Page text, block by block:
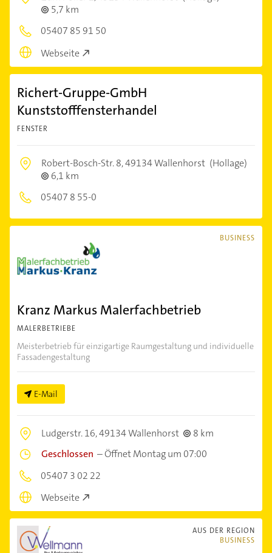
5,7 km
05407 85 91 50
Webseite
Richert-Gruppe-GmbH
Kunststofffensterhandel
FENSTER
Robert-Bosch-Str. 8,49134 Wallenhorst (Hollage)
6,1 km
05407 8 55-0
BUSINESS
Kranz Markus Malerfachbetrieb
MALERBETRIEBE
Meisterbetrieb für einzigartige Raumgestaltung und individuelle
Fassadengestaltung
E-Mail
Ludgerstr. 16,49134 Wallenhorst
8 km
Geschlossen –Öffnet Montag um 07:00
05407 3 02 22
Webseite
AUS DER REGION
BUSINESS